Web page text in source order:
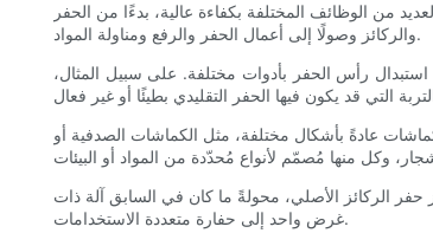
من الوظائف المختلفة بكفاءة عالية، بدءًا من الحفر
والركائز وصولًا إلى أعمال الحفر والرفع ومناولة المواد.
رأس الحفر بأدوات مختلفة. على سبيل المثال،
عادةً بأشكال مختلفة، مثل الكماشات الصدفية أو
حفر الركائز الأصلي، محولةً ما كان في السابق آلة ذات
غرض واحد إلى حفارة متعددة الاستخدامات.